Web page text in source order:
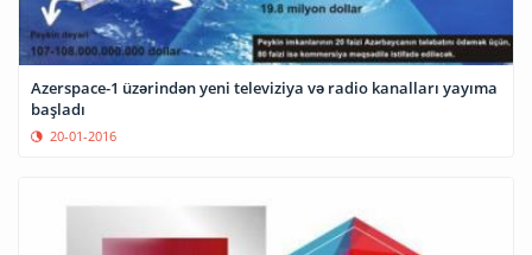
Azerspace-1 üzərindən yeni televiziya və radio kanalları yayıma
başladı
20-01-2016